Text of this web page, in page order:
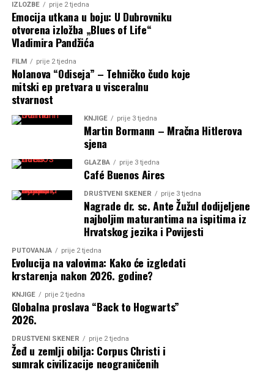
IZLOŽBE prije 2 tjedna
Emocija utkana u boju: U Dubrovniku
otvorena izložba „Blues of Life“
Vladimira Pandžića
FILM prije 2 tjedna
Nolanova “Odiseja” – Tehničko čudo koje
mitski ep pretvara u visceralnu
stvarnost
KNJIGE prije 3 tjedna
Martin Bormann – Mračna Hitlerova
sjena
GLAZBA prije 3 tjedna
Café Buenos Aires
DRUŠTVENI SKENER prije 3 tjedna
Nagrade dr. sc. Ante Žužul dodijeljene
najboljim maturantima na ispitima iz
Hrvatskog jezika i Povijesti
PUTOVANJA prije 2 tjedna
Evolucija na valovima: Kako će izgledati
krstarenja nakon 2026. godine?
KNJIGE prije 2 tjedna
Globalna proslava “Back to Hogwarts”
2026.
DRUŠTVENI SKENER prije 2 tjedna
Žeđ u zemlji obilja: Corpus Christi i
sumrak civilizacije neograničenih